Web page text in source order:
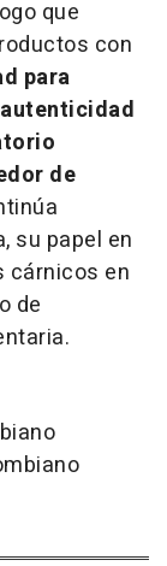
que
con
para
de
su papel en
cárnicos en
de